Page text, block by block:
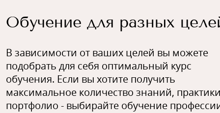
Обучение для разных
В зависимости от ваших целей вы можете
подобрать для себя оптимальный курс
обучения. Если вы хотите получить
максимальное количество знаний,
портфолио - выбирайте обучение